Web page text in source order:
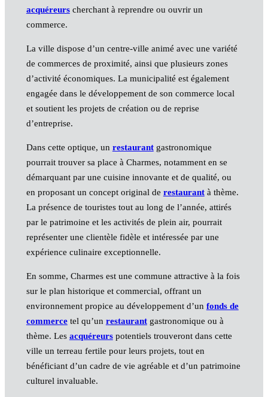
acquéreurscherchant à reprendre ou ouvrir un
commerce.
La ville dispose d’un centre-ville animé avec une variété
de commerces de proximité, ainsi que plusieurs zones
d’activité économiques. La municipalité est également
engagée dans le développement de son commerce local
et soutient les projets de création ou de reprise
d’entreprise.
Dans cette optique, un restaurantgastronomique
pourrait trouver sa place à Charmes, notamment en se
démarquant par une cuisine innovante et de qualité, ou
en proposant un concept original de restaurantà thème.
La présence de touristes tout au long de l’année, attirés
par le patrimoine et les activités de plein air, pourrait
représenter une clientèle fidèle et intéressée par une
expérience culinaire exceptionnelle.
En somme, Charmes est une commune attractive à la fois
sur le plan historique et commercial, offrant un
environnement propice au développement d’un fonds de
commercetel qu’un restaurantgastronomique ou à
thème. Les acquéreurspotentiels trouveront dans cette
ville un terreau fertile pour leurs projets, tout en
bénéficiant d’un cadre de vie agréable et d’un patrimoine
culturel invaluable.